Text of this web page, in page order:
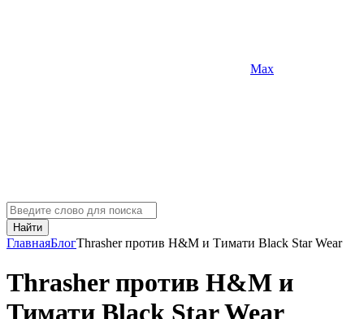
Max
Найти
ГлавнаяБлогThrasher против H&M и Тимати Black Star Wear
Thrasher против H&M и
Тимати Black Star Wear